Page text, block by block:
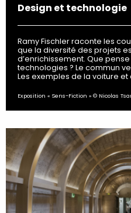
Design et technologie
Ramy Fischler raconte les
que la diversité des projets
d’enrichissement. Que
technologies ? Le commun
Les exemples de la voiture et
Exposition « Sens-Fiction » © Nicolas